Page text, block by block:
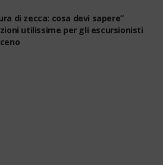
di zecca: cosa devi sapere”
utilissime per gli escursionisti